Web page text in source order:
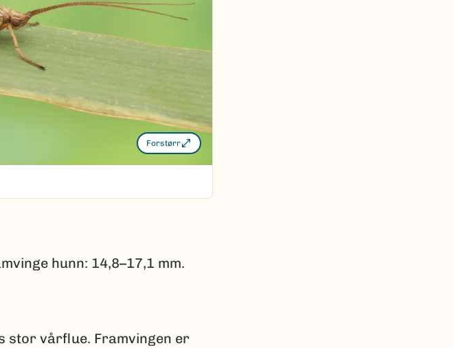
Forstørr
hunn: 14,8–17,1 mm.
stor vårflue. Framvingen er